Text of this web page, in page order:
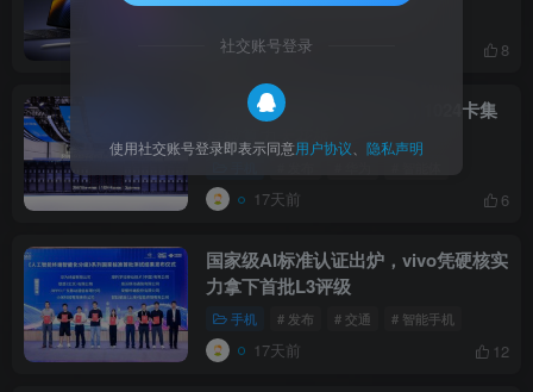
8小时前 8
昇腾950超节点WAIC首秀，1024卡集
群破算力天花板
17天前 6
国家级AI标准认证出炉，vivo凭硬核实
力拿下首批L3评级
手机 # 发布 # 交通 # 智能手机
17天前 12
社交账号登录
使用社交账号登录即表示同意用户协议 隐私声明